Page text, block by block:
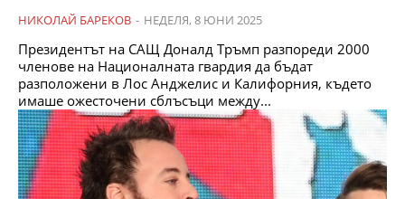
НИКОЛАЙ БАРЕКОВ - НЕДЕЛЯ, 8 ЮНИ 2025
Президентът на САЩ Доналд Тръмп разпореди 2000
членове на Националната гвардия да бъдат
разположени в Лос Анджелис и Калифорния, където
имаше ожесточени сблъсъци между...